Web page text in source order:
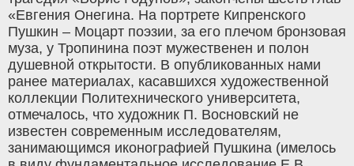
«Евгения Онегина. На портрете Кипренского
Пушкин – Моцарт поэзии, за его плечом бронзовая
муза, у Тропинина поэт мужественен и полон
душевной открытости. В опубликованных нами
ранее материалах, касавшихся художественной
коллекции Поли­технического университета,
отмечалось, что художник П. Восновский не
известен современ­ным исследователям,
занимающимся иконогра­фией Пушкина (имелось